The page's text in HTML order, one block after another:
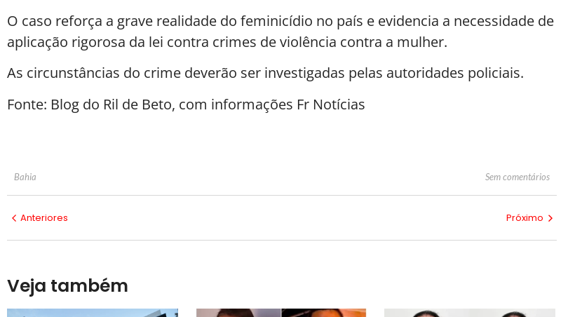
O caso reforça a grave realidade do feminicídio no país e evidencia a necessidade de
aplicação rigorosa da lei contra crimes de violência contra a mulher.
As circunstâncias do crime deverão ser investigadas pelas autoridades policiais.
Fonte: Blog do Ril de Beto, com informações Fr Notícias
Bahia Sem comentários
Anteriores Próximo
Veja também